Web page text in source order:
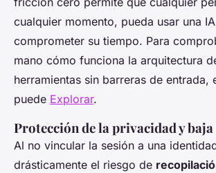
cualquier momento, pueda usar una
comprometer su tiempo. Para
mano cómo funciona la arquitectura
herramientas sin barreras de entrada,
puede Explorar.
Protección de la privacidad y
Al no vincular la sesión a una
drásticamente el riesgo de